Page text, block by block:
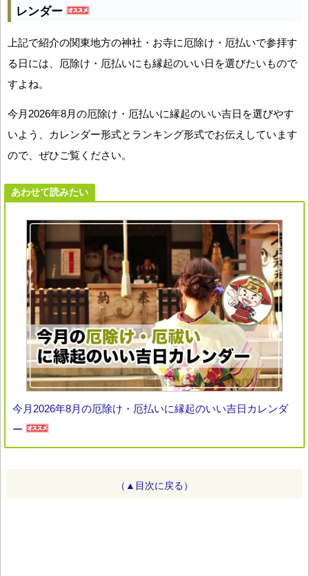
レンダー
上記で紹介の関東地方の神社・お寺に厄除け・厄払いで参拝す
る日には、厄除け・厄払いにも縁起のいい日を選びたいもので
すよね。
今月2026年8月の厄除け・厄払いに縁起のいい吉日を選びやす
いよう、カレンダー形式とランキング形式でお伝えしています
ので、ぜひご覧ください。
あわせて読みたい
今月2026年8月の厄除け・厄払いに縁起のいい吉日カレンダ
ー
（▲目次に戻る）